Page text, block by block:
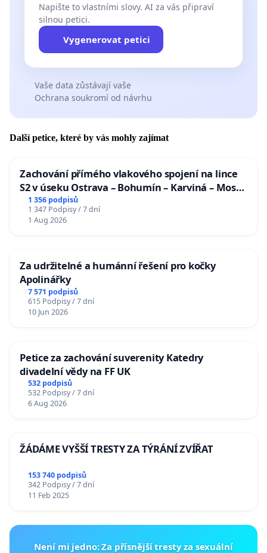
Napište to vlastními slovy. AI za vás připraví
silnou petici.
Vygenerovat petici
Vaše data zůstávají vaše
Ochrana soukromí od návrhu
Další petice, které by vás mohly zajímat
Zachování přímého vlakového spojení na lince
S2 v úseku Ostrava – Bohumín – Karviná – Mosty
u Jablunkova
1 356 podpisů
1 347 Podpisy / 7 dní
1 Aug 2026
Za udržitelné a humánní řešení pro kočky
Apolinářky
7 571 podpisů
615 Podpisy / 7 dní
10 Jun 2026
Petice za zachování suverenity Katedry
divadelní vědy na FF UK
532 podpisů
532 Podpisy / 7 dní
6 Aug 2026
ŽÁDÁME VYŠŠÍ TRESTY ZA TÝRÁNÍ ZVÍŘAT
153 740 podpisů
342 Podpisy / 7 dní
11 Feb 2025
Není mi jedno: Za přísnější tresty za sexuální